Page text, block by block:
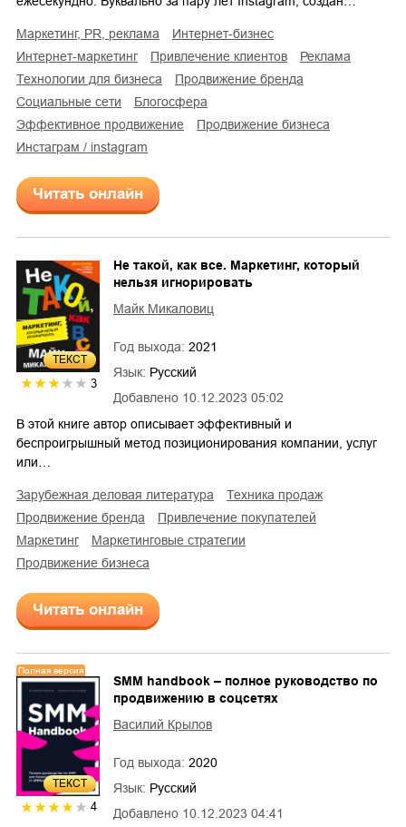
маркетинг, PR, реклама
интернет-бизнес
интернет-маркетинг
привлечение клиентов
реклама
технологии для бизнеса
продвижение бренда
социальные сети
блогосфера
эффективное продвижение
продвижение бизнеса
инстаграм / instagram
Читать онлайн
ТЕКСТ
3
Добавлено 10.12.2023 05:02
Не такой, как все. Маркетинг, который
нельзя игнорировать
Майк Микаловиц
Год выхода: 2021
Язык: Русский
В этой книге автор описывает эффективный и
беспроигрышный метод позиционирования компании, услуг
или…
зарубежная деловая литература
техника продаж
продвижение бренда
привлечение покупателей
маркетинг
маркетинговые стратегии
продвижение бизнеса
Читать онлайн
ТЕКСТ
Полная версия
4 Добавлено 10.12.2023 04:41
SMM handbook – полное руководство по
продвижению в соцсетях
Василий Крылов
Год выхода: 2020
Язык: Русский